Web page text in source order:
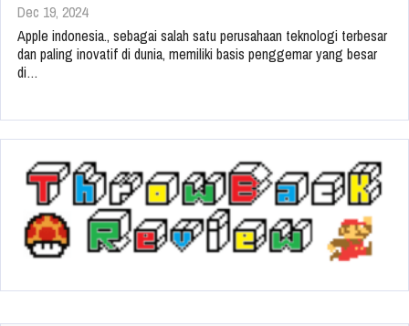
Dec 19, 2024
Apple indonesia., sebagai salah satu perusahaan teknologi terbesar
dan paling inovatif di dunia, memiliki basis penggemar yang besar
di…